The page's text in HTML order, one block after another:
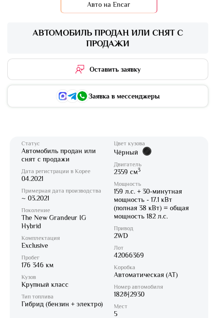
АВТОМОБИЛЬ ПРОДАН ИЛИ СНЯТ С
ПРОДАЖИ
Оставить заявку
Заявка в мессенджеры
Статус
Автомобиль продан или
снят с продажи
Дата регистрации в Корее
04.2021
Примерная дата производства
~ 03.2021
Поколение
The New Grandeur IG
Hybrid
Комплектация
Exclusive
Пробег
176 346 км
Кузов
Крупный класс
Тип топлива
Гибрид (бензин + электро)
Цвет кузова
Чёрный
Двигатель
2359 см3
Мощность
159 л.с. + 30-минутная
мощность - 17.1 кВт
(полная 38 кВт) = общая
мощность 182 л.с.
Привод
2WD
Лот
42066369
Коробка
Автоматическая (AT)
Номер автомобиля
182허2930
Мест
5
Авто на Encar